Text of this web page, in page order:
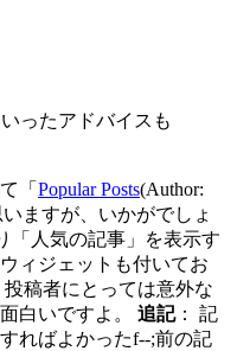
ったアドバイスも
「 Popular Posts(Author:
ますが、いかがでしょ
「人気の記事」を表示す
ィジェットも付いてお
稿者にとっては意外な
白いですよ。 追記： 記
ればよかったf--;前の記